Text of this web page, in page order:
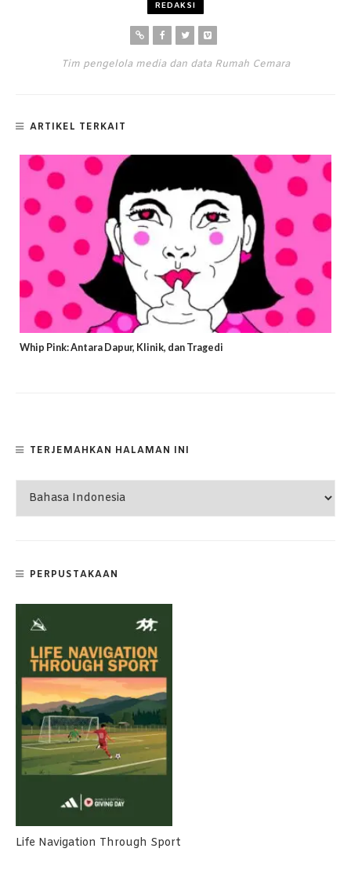
REDAKSI
Tim pengelola media dan data Rumah Cemara
ARTIKEL TERKAIT
Whip Pink: Antara Dapur, Klinik, dan Tragedi
TERJEMAHKAN HALAMAN INI
PERPUSTAKAAN
Life Navigation Through Sport